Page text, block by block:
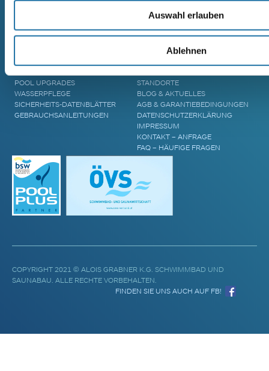
Auswahl erlauben
Ablehnen
AREND TARU MASSIVHOLZSAUNA
ZUBEHÖR & INFORMATIONEN
POOL UPGRADES
WASSERPFLEGE
SICHERHEITS-DATENBLÄTTER
GEBRAUCHSANLEITUNGEN
UNTERNEHMEN
STANDORTE
BLOG & AKTUELLES
AGB & GARANTIEBEDINGUNGEN
DATENSCHUTZERKLÄRUNG
IMPRESSUM
KONTAKT – ANFRAGE
FAQ – HÄUFIGE FRAGEN
COPYRIGHT 2021 © ALOIS GRABNER K.G. SCHWIMMBAD UND
SAUNABAU. ALLE RECHTE VORBEHALTEN.
FINDEN SIE UNS AUCH AUF FB!